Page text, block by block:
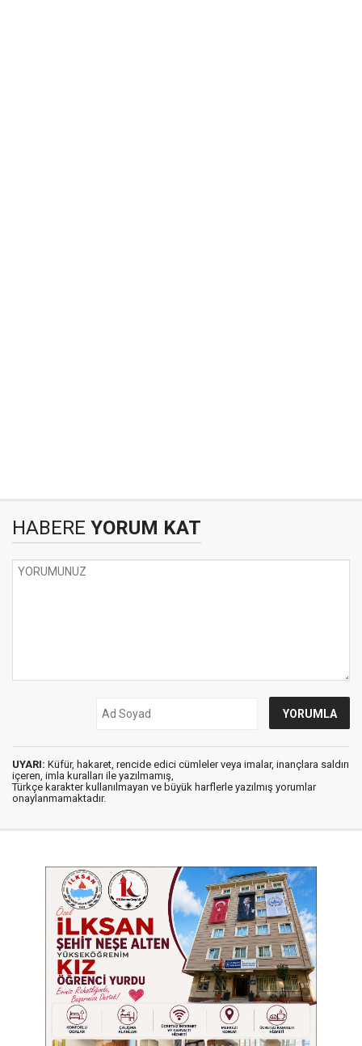
HABERE YORUM KAT
UYARI: Küfür, hakaret, rencide edici cümleler veya imalar, inançlara saldırı
içeren, imla kuralları ile yazılmamış,
Türkçe karakter kullanılmayan ve büyük harflerle yazılmış yorumlar
onaylanmamaktadır.